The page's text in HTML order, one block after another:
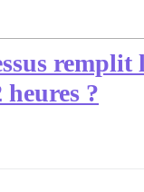
remplit
heures ?